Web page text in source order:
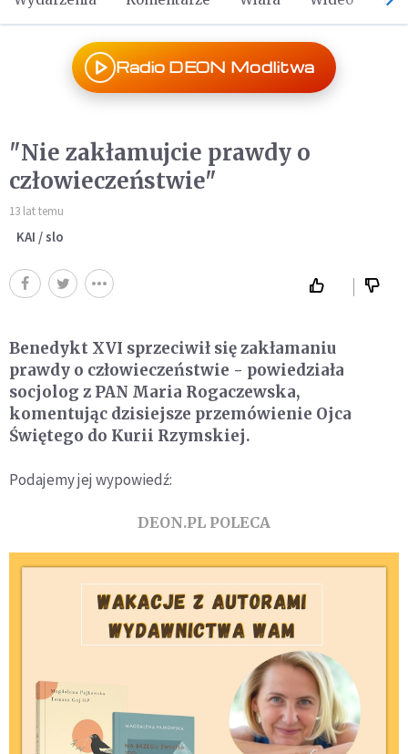
Radio DEON Modlitwa
"Nie zakłamujcie prawdy o
człowieczeństwie"
13 lat temu
KAI / slo
Benedykt XVI sprzeciwił się zakłamaniu
prawdy o człowieczeństwie - powiedziała
socjolog z PAN Maria Rogaczewska,
komentując dzisiejsze przemówienie Ojca
Świętego do Kurii Rzymskiej.
Podajemy jej wypowiedź:
DEON.PL POLECA